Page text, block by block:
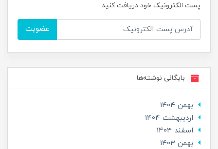
پست الکترونیک خود دریافت کنید.
عضویت
بایگانی نوشته‌ها
بهمن 1404
ارديبهشت 1404
اسفند 1403
بهمن 1403